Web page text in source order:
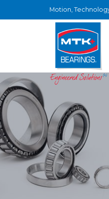
Motion,